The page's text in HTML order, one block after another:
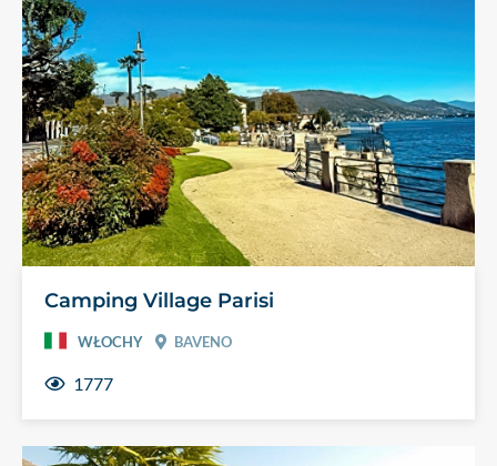
Camping Village Parisi
WŁOCHY BAVENO
1777